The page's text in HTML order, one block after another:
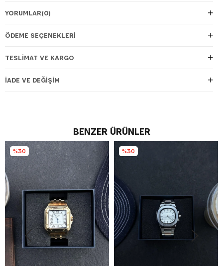
YORUMLAR(0)
ÖDEME SEÇENEKLERI
TESLIMAT VE KARGO
İADE VE DEĞIŞIM
BENZER ÜRÜNLER
%30 %30